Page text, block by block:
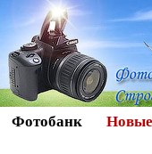
Фотобанк